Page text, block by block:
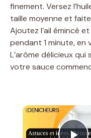
finement. Versez
taille moyenne et
Ajoutez l’ail émincé
pendant 1 minute, en
L’arôme délicieux qui
votre sauce